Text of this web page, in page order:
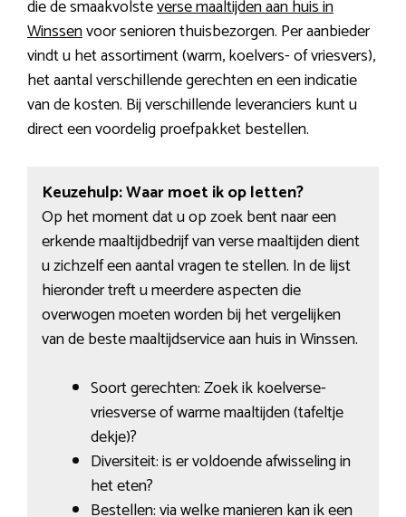
die de smaakvolsteverse maaltijden aan huis in
Winssenvoor senioren thuisbezorgen. Per aanbieder
vindt u het assortiment (warm, koelvers- of vriesvers),
het aantal verschillende gerechten en een indicatie
van de kosten. Bij verschillende leveranciers kunt u
direct een voordelig proefpakket bestellen.
Keuzehulp: Waar moet ik op letten?
Op het moment dat u op zoek bent naar een
erkende maaltijdbedrijf van verse maaltijden dient
u zichzelf een aantal vragen te stellen. In de lijst
hieronder treft u meerdere aspecten die
overwogen moeten worden bij het vergelijken
van de beste maaltijdservice aan huis in Winssen.
Soort gerechten: Zoek ik koelverse-
vriesverse of warme maaltijden (tafeltje
dekje)?
Diversiteit: is er voldoende afwisseling in
het eten?
Bestellen: via welke manieren kan ik een